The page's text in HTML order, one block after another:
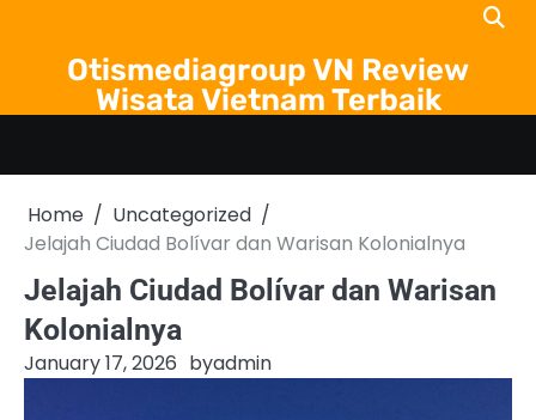
contentOtismediagroup VN Review
Wisata Vietnam Terbaik
Home
Uncategorized
Jelajah Ciudad Bolívar dan Warisan Kolonialnya
Jelajah Ciudad Bolívar dan Warisan
Kolonialnya
January 17, 2026 byadmin